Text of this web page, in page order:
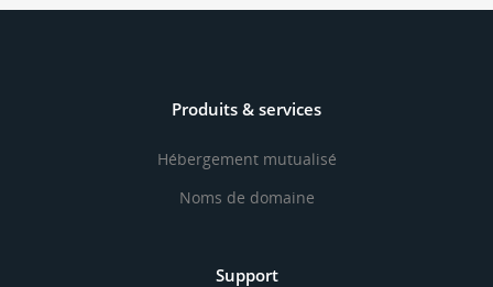
Produits & services
Hébergement mutualisé
Noms de domaine
Support